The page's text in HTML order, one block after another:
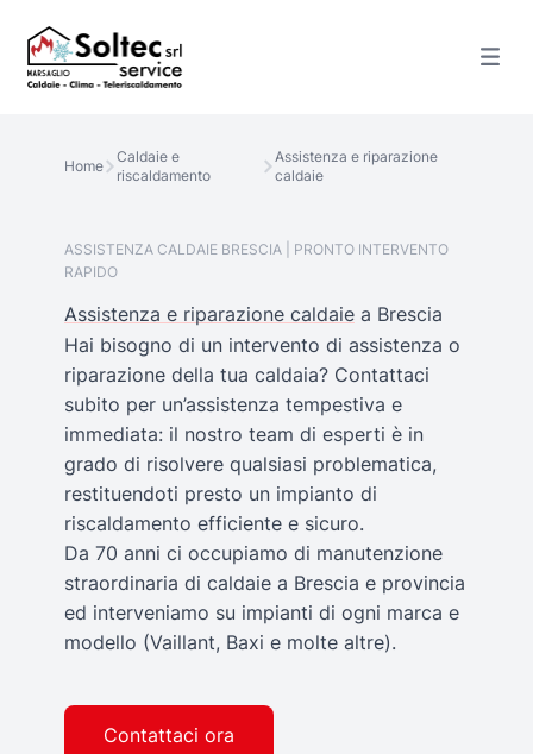
Home
Caldaie e
riscaldamento
Assistenza e riparazione
caldaie
ASSISTENZA CALDAIE BRESCIA | PRONTO INTERVENTO
RAPIDO
Assistenza e riparazione caldaie a Brescia
Hai bisogno di un intervento di assistenza o
riparazione della tua caldaia? Contattaci
subito per un’assistenza tempestiva e
immediata: il nostro team di esperti è in
grado di risolvere qualsiasi problematica,
restituendoti presto un impianto di
riscaldamento efficiente e sicuro.
Da 70 anni ci occupiamo di manutenzione
straordinaria di caldaie a Brescia e provincia
ed interveniamo su impianti di ogni marca e
modello (Vaillant, Baxi e molte altre).
Contattaci ora